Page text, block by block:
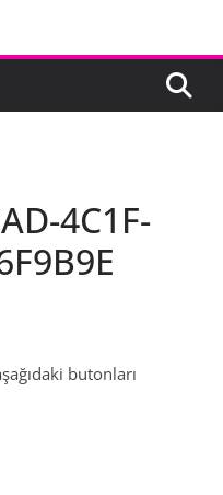
4C1F-
butonları